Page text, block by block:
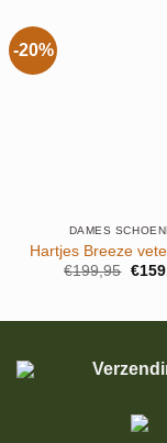
-20%
DAMES
Hartjes Breeze
€199,95 €